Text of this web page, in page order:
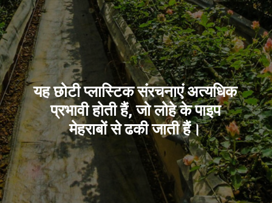
यह छोटी प्लास्टिक संरचनाएं अत्यधिक
प्रभावी होती हैं, जो लोहे के पाइप
मेहराबों से ढकी जाती हैं।